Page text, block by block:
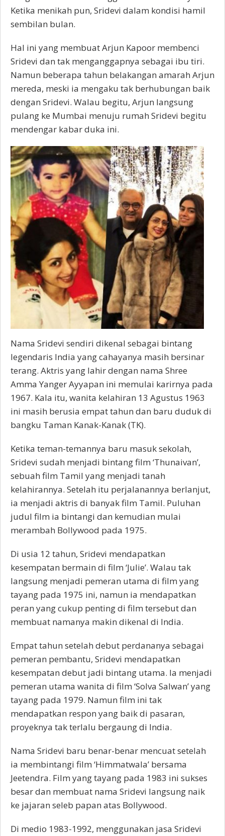
Ketika menikah pun, Sridevi dalam kondisi hamil
sembilan bulan.
Hal ini yang membuat Arjun Kapoor membenci
Sridevi dan tak menganggapnya sebagai ibu tiri.
Namun beberapa tahun belakangan amarah Arjun
mereda, meski ia mengaku tak berhubungan baik
dengan Sridevi. Walau begitu, Arjun langsung
pulang ke Mumbai menuju rumah Sridevi begitu
mendengar kabar duka ini.
Nama Sridevi sendiri dikenal sebagai bintang
legendaris India yang cahayanya masih bersinar
terang. Aktris yang lahir dengan nama Shree
Amma Yanger Ayyapan ini memulai karirnya pada
1967. Kala itu, wanita kelahiran 13 Agustus 1963
ini masih berusia empat tahun dan baru duduk di
bangku Taman Kanak-Kanak (TK).
Ketika teman-temannya baru masuk sekolah,
Sridevi sudah menjadi bintang film ‘Thunaivan’,
sebuah film Tamil yang menjadi tanah
kelahirannya. Setelah itu perjalanannya berlanjut,
ia menjadi aktris di banyak film Tamil. Puluhan
judul film ia bintangi dan kemudian mulai
merambah Bollywood pada 1975.
Di usia 12 tahun, Sridevi mendapatkan
kesempatan bermain di film ‘Julie’. Walau tak
langsung menjadi pemeran utama di film yang
tayang pada 1975 ini, namun ia mendapatkan
peran yang cukup penting di film tersebut dan
membuat namanya makin dikenal di India.
Empat tahun setelah debut perdananya sebagai
pemeran pembantu, Sridevi mendapatkan
kesempatan debut jadi bintang utama. Ia menjadi
pemeran utama wanita di film ‘Solva Salwan’ yang
tayang pada 1979. Namun film ini tak
mendapatkan respon yang baik di pasaran,
proyeknya tak terlalu bergaung di India.
Nama Sridevi baru benar-benar mencuat setelah
ia membintangi film ‘Himmatwala’ bersama
Jeetendra. Film yang tayang pada 1983 ini sukses
besar dan membuat nama Sridevi langsung naik
ke jajaran seleb papan atas Bollywood.
Di medio 1983-1992, menggunakan jasa Sridevi